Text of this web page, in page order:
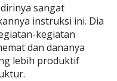
sangat
instruksi ini. Dia
kegiatan
dan dananya
lebih produktif